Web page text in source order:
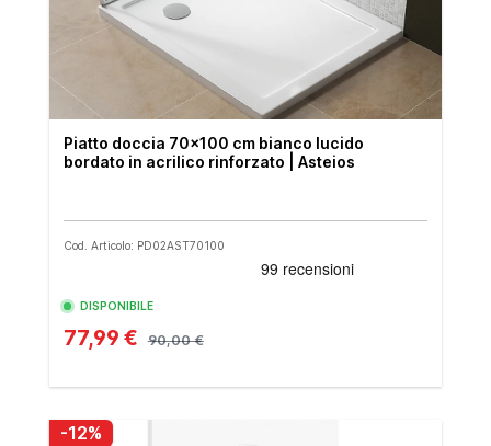
Piatto doccia 70x100 cm bianco lucido
bordato in acrilico rinforzato | Asteios
Cod. Articolo: PD02AST70100
DISPONIBILE
77,99 € 90,00 €
-12%